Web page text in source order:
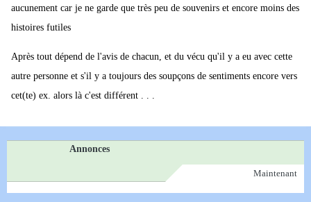
aucunement car je ne garde que très peu de souvenirs et encore moins des
histoires futiles
Après tout dépend de l'avis de chacun, et du vécu qu'il y a eu avec cette
autre personne et s'il y a toujours des soupçons de sentiments encore vers
cet(te) ex. alors là c'est différent . . .
Annonces
Maintenant